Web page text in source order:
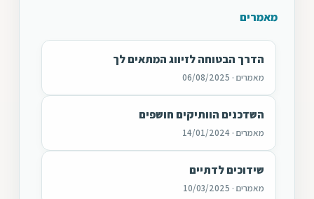
מאמרים
הדרך הבטוחה לזיווג המתאים לך
מאמרים · 06/08/2025
השדכנים הוותיקים חושפים
מאמרים · 14/01/2024
שידוכים לדתיים
מאמרים · 10/03/2025